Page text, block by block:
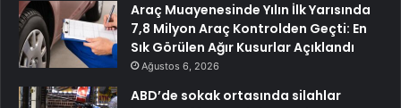
Araç Muayenesinde Yılın İlk Yarısında
7,8 Milyon Araç Kontrolden Geçti: En
Sık Görülen Ağır Kusurlar Açıklandı
Ağustos 6, 2026
ABD’de sokak ortasında silahlar